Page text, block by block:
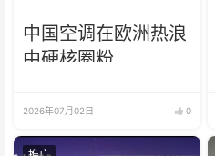
中国空调在欧洲热浪
中硬核圈粉
2026年07月02日 0